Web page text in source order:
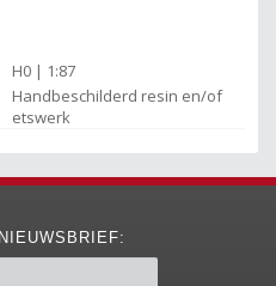
H0 | 1:87
Handbeschilderd resin en/of
etswerk